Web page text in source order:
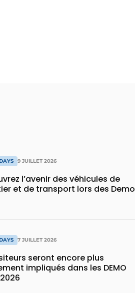
9 JUILLET 2026
l’avenir des véhicules de
et de transport lors des Demo
7 JUILLET 2026
seront encore plus
impliqués dans les DEMO